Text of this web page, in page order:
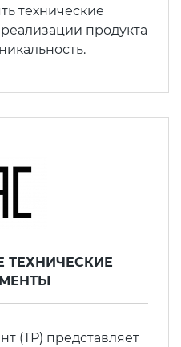
технические
продукта
(ТР) представляет